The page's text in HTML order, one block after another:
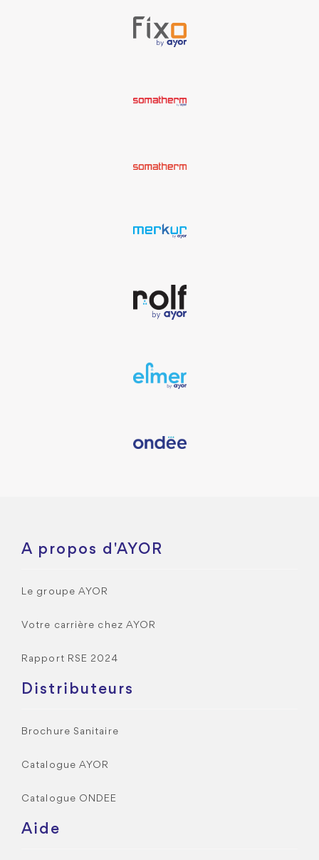
A propos d'AYOR
Le groupe AYOR
Votre carrière chez AYOR
Rapport RSE 2024
Distributeurs
Brochure Sanitaire
Catalogue AYOR
Catalogue ONDEE
Aide